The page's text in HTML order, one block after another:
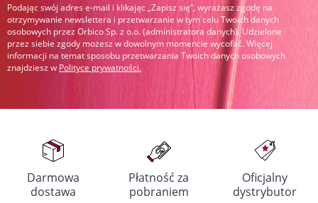
Podając swój adres e-mail i klikając „Zapisz się”, wyrażasz zgodę na
otrzymywanie newslettera i przetwarzanie w tym celu Twoich danych
osobowych przez Orbico Sp. z o.o. (administratora danych). Udzielone
przez siebie zgody możesz w dowolnym momencie wycofać. Więcej
informacji na temat sposobu przetwarzania Twoich danych osobowych
znajdziesz w Polityce prywatności.
Darmowa
dostawa
Płatność za
pobraniem
Oficjalny
dystrybutor